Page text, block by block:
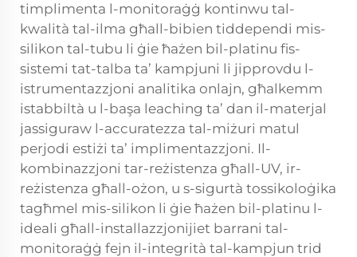
timplimenta l-monitoraġġ kontinwu tal-
kwalità tal-ilma għall-bibien tiddependi mis-
silikon tal-tubu li ġie ħażen bil-platinu fis-
sistemi tat-talba ta’ kampjuni li jipprovdu l-
istrumentazzjoni analitika onlajn, għalkemm
istabbiltà u l-başa leaching ta’ dan il-materjal
jassiguraw l-accuratezza tal-miżuri matul
perjodi estiżi ta’ implimentazzjoni. Il-
kombinazzjoni tar-reżistenza għall-UV, ir-
reżistenza għall-ożon, u s-sigurtà tossikoloġika
tagħmel mis-silikon li ġie ħażen bil-platinu l-
ideali għall-installazzjonijiet barrani tal-
monitoraġġ fejn il-integrità tal-kampjun trid